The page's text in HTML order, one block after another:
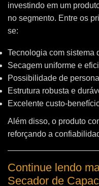
investindo em um
no segmento. Entre os
se:
Tecnologia com sistema
Secagem uniforme e
Possibilidade de
Estrutura robusta e
Excelente custo-
Além disso, o produto
reforçando a
Continue lendo
Secador de